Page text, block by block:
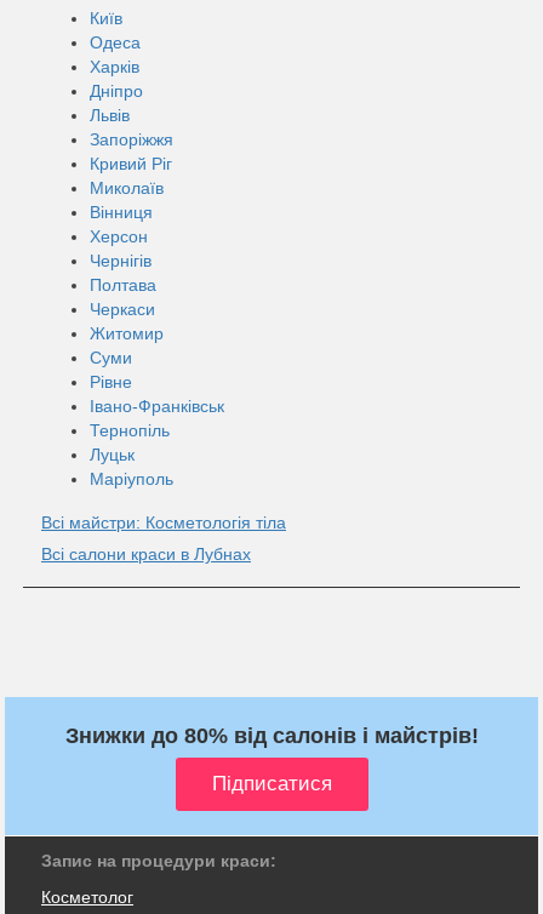
Київ
Одеса
Харків
Дніпро
Львів
Запоріжжя
Кривий Ріг
Миколаїв
Вінниця
Херсон
Чернігів
Полтава
Черкаси
Житомир
Суми
Рівне
Івано-Франківськ
Тернопіль
Луцьк
Маріуполь
Всі майстри: Косметологія тіла
Всі салони краси в Лубнах
Знижки до 80% від салонів і майстрів!
Запис на процедури краси:
Косметолог